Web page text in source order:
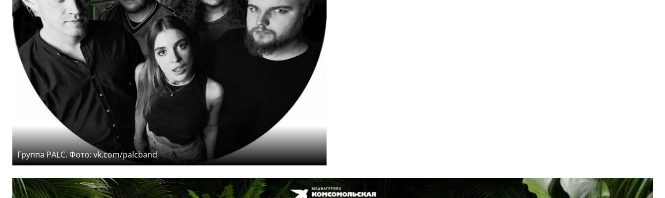
Группа PALC. Фото: vk.com/palcband